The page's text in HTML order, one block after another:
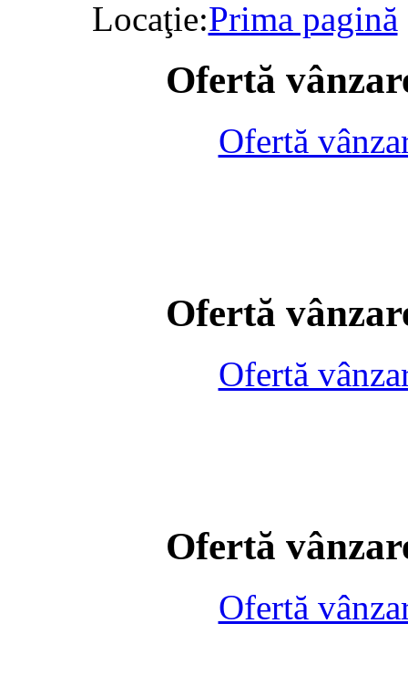
Locaţie:Prima pagină
Ofertă
Ofertă
Ofertă
Ofertă
Ofertă
Ofertă